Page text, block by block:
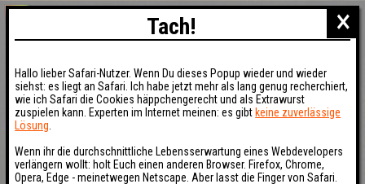
×
Tach!
Hallo lieber Safari-Nutzer. Wenn Du dieses Popup wieder und wieder
siehst: es liegt an Safari. Ich habe jetzt mehr als lang genug recherchiert,
wie ich Safari die Cookies häppchengerecht und als Extrawurst
zuspielen kann. Experten im Internet meinen: es gibt keine zuverlässige
Lösung
Wenn ihr die durchschnittliche Lebensserwartung eines Webdevelopers
verlängern wollt: holt Euch einen anderen Browser. Firefox, Chrome,
Opera, Edge - meinetwegen Netscape. Aber lasst die Finger von Safari.